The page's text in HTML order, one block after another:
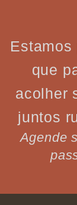
que
acolher
juntos
Agende